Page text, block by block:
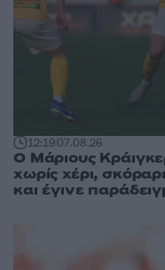
12:1907.08.26
Ο Μάριους
χωρίς χέρι,
και έγινε